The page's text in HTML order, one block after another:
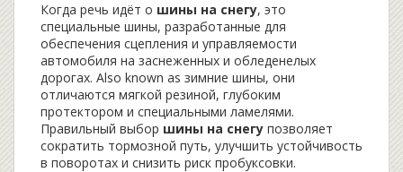
Когда речь идёт о шины на снегу, это
специальные шины, разработанные для
обеспечения сцепления и управляемости
автомобиля на заснеженных и обледенелых
дорогах. Also known as зимние шины, они
отличаются мягкой резиной, глубоким
протектором и специальными ламелями.
Правильный выбор шины на снегу позволяет
сократить тормозной путь, улучшить устойчивость
в поворотах и снизить риск пробуксовки.